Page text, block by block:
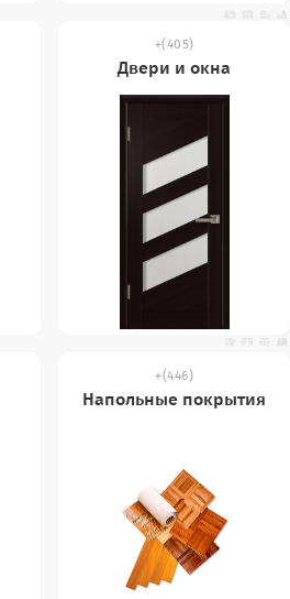
(405)
Двери и окна
(446)
Напольные покрытия